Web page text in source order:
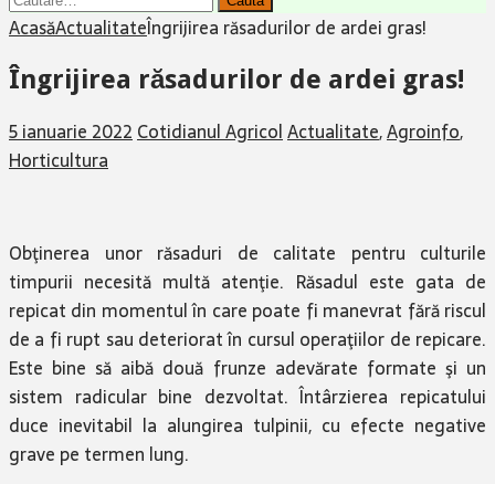
după:
AcasăActualitateÎngrijirea răsadurilor de ardei gras!
Îngrijirea răsadurilor de ardei gras!
5 ianuarie 2022 Cotidianul AgricolActualitate,Agroinfo,
Horticultura
Obţinerea unor răsaduri de calitate pentru culturile
timpurii necesită multă atenţie. Răsadul este gata de
repicat din momentul în care poate fi manevrat fără riscul
de a fi rupt sau deteriorat în cursul operaţiilor de repicare.
Este bine să aibă două frunze adevărate formate şi un
sistem radicular bine dezvoltat. Întârzierea repicatului
duce inevitabil la alungirea tulpinii, cu efecte negative
grave pe termen lung.